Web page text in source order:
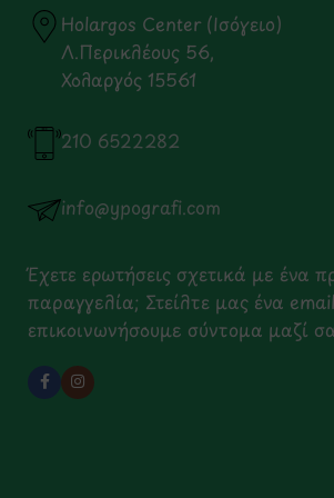
Holargos Center (Ισόγειο)
Λ.Περικλέους 56,
Χολαργός 15561
210 6522282
info@ypografi.com
Έχετε ερωτήσεις σχετικά με ένα
παραγγελία; Στείλτε μας ένα
επικοινωνήσουμε σύντομα μαζί